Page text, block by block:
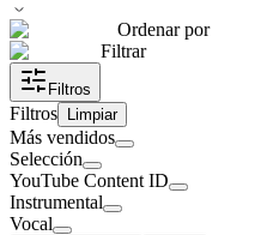
Ordenar por
Filtrar
Filtros
Filtros Limpiar
Más vendidos
Selección
YouTube Content ID
Instrumental
Vocal